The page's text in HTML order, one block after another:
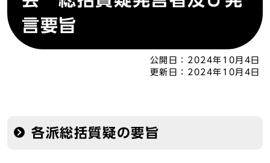
言要旨
公開日： 2024年10月4日
更新日： 2024年10月4日
各派総括質疑の要旨